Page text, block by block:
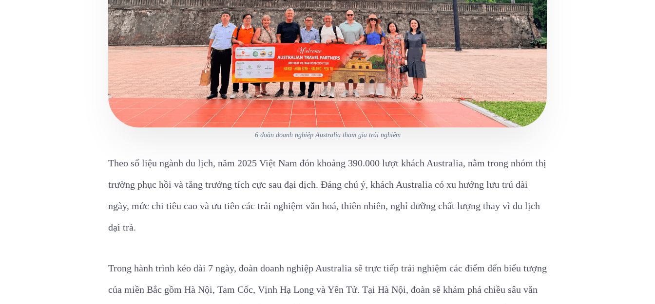
6 đoàn doanh nghiệp Australia tham gia trải nghiệm
Theo số liệu ngành du lịch, năm 2025 Việt Nam đón khoảng 390.000 lượt khách Australia, nằm trong nhóm thị
trường phục hồi và tăng trưởng tích cực sau đại dịch. Đáng chú ý, khách Australia có xu hướng lưu trú dài
ngày, mức chi tiêu cao và ưu tiên các trải nghiệm văn hoá, thiên nhiên, nghỉ dưỡng chất lượng thay vì du lịch
đại trà.
Trong hành trình kéo dài 7 ngày, đoàn doanh nghiệp Australia sẽ trực tiếp trải nghiệm các điểm đến biểu tượng
của miền Bắc gồm Hà Nội, Tam Cốc, Vịnh Hạ Long và Yên Tử. Tại Hà Nội, đoàn sẽ khám phá chiều sâu văn